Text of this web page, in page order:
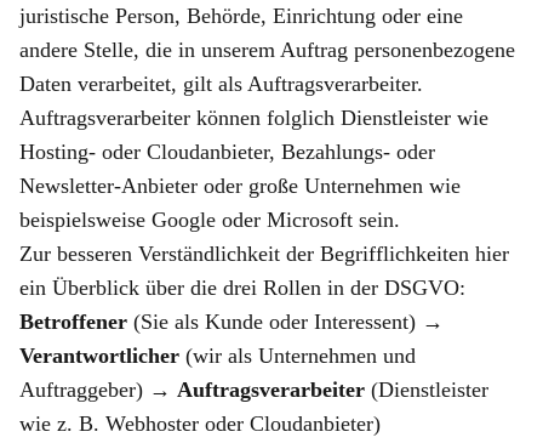
juristische Person, Behörde, Einrichtung oder eine
andere Stelle, die in unserem Auftrag personenbezogene
Daten verarbeitet, gilt als Auftragsverarbeiter.
Auftragsverarbeiter können folglich Dienstleister wie
Hosting- oder Cloudanbieter, Bezahlungs- oder
Newsletter-Anbieter oder große Unternehmen wie
beispielsweise Google oder Microsoft sein.
Zur besseren Verständlichkeit der Begrifflichkeiten hier
ein Überblick über die drei Rollen in der DSGVO:
Betroffener (Sie als Kunde oder Interessent) →
Verantwortlicher (wir als Unternehmen und
Auftraggeber) → Auftragsverarbeiter (Dienstleister
wie z. B. Webhoster oder Cloudanbieter)